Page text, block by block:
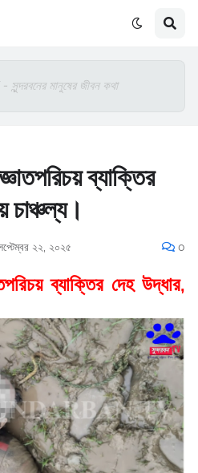
মানুষের জীবন কথা
ব্যাক্তির
চাঞ্চল্য।
২২, ২০২৫ 0
ব্যাক্তির দেহ উদ্ধার,